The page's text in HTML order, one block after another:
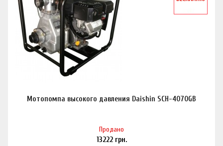
Мотопомпа высокого давления Daishin SCH-4070GB
Продано
13222грн.